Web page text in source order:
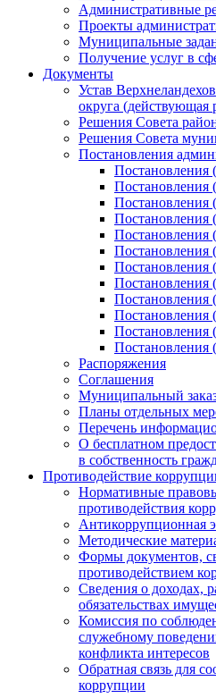
Административные
Проекты
Муниципальные
Получение услуг в
Документы
Устав
округа (действующая
Решения Совета
Решения Совета
Постановления
Постановления
Постановления
Постановления
Постановления
Постановления
Постановления
Постановления
Постановления
Постановления
Постановления
Постановления
Постановления
Распоряжения
Соглашения
Муниципальный
Планы отдельных
Перечень
О бесплатном
в собственность
Противодействие
Нормативные
противодействия
Антикоррупционная
Методические
Формы документов,
противодействием
Сведения о доходах,
обязательствах
Комиссия по
служебному
конфликта интересов
Обратная связь для
коррупции